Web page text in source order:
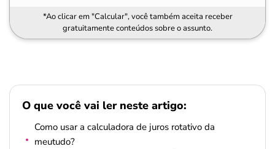
*Ao clicar em "Calcular", você também aceita receber
gratuitamente conteúdos sobre o assunto.
O que você vai ler neste artigo:
Como usar a calculadora de juros rotativo da
meutudo?